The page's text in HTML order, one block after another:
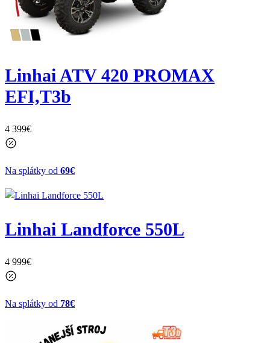
Linhai ATV 420 PROMAX
EFI,T3b
4 399€
Na splátky od 69€
Linhai Landforce 550L
4 999€
Na splátky od 78€